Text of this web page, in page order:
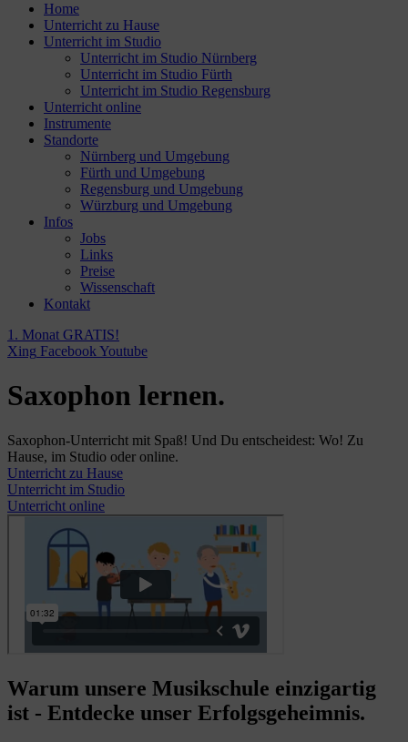
Home
Unterricht zu Hause
Unterricht im Studio
Unterricht im Studio Nürnberg
Unterricht im Studio Fürth
Unterricht im Studio Regensburg
Unterricht online
Instrumente
Standorte
Nürnberg und Umgebung
Fürth und Umgebung
Regensburg und Umgebung
Würzburg und Umgebung
Infos
Jobs
Links
Preise
Wissenschaft
Kontakt
1. Monat GRATIS!
Xing Facebook Youtube
Saxophon lernen.
Saxophon-Unterricht mit Spaß! Und Du entscheidest: Wo! Zu
Hause, im Studio oder online.
Unterricht zu Hause
Unterricht im Studio
Unterricht online
Warum unsere Musikschule einzigartig
ist - Entdecke unser Erfolgsgeheimnis.